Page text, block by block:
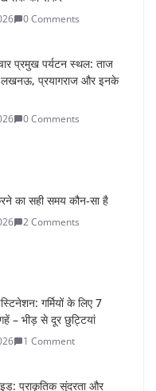
लखनऊ, प्रयागराज और इनके
0 Comments
प्राकृतिक सुंदरता और
अनूठा संगम